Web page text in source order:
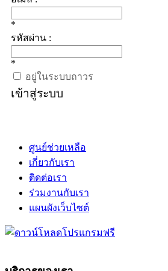
*
รหัสผ่าน :
*
อยู่ในระบบถาวร
เข้าสู่ระบบ
ศูนย์ช่วยเหลือ
เกี่ยวกับเรา
ติดต่อเรา
ร่วมงานกับเรา
แผนผังเว็บไซต์